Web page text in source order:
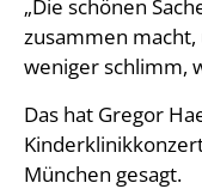
„Die schönen
zusammen
weniger schlimm,
Das hat Gregor
München gesagt.